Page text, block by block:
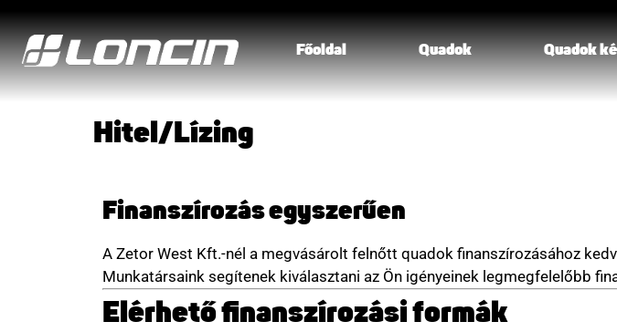
Főoldal Quadok Quadok
Hitel/Lízing
Finanszírozás egyszerűen
A Zetor West Kft.-nél a megvásárolt felnőtt quadok finanszírozásához
Munkatársaink segítenek kiválasztani az Ön igényeinek legmegfelelőbb
Elérhető finanszírozási formák